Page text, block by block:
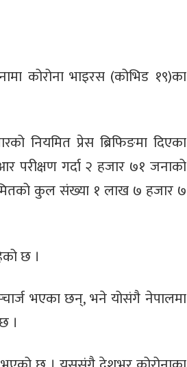
कोरोना भाइरस (कोभिड १९)का
नियमित प्रेस ब्रिफिङमा दिएका
परीक्षण गर्दा २ हजार ७१ जनाको
कुल संख्या १ लाख ७ हजार ७
छ ।
भएका छन्, भने योसंगै नेपालमा
।